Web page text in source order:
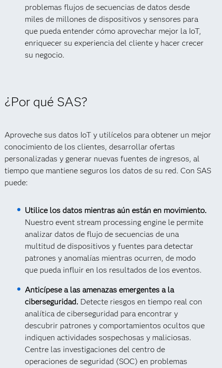
problemas flujos de secuencias de datos desde
miles de millones de dispositivos y sensores para
que pueda entender cómo aprovechar mejor la IoT,
enriquecer su experiencia del cliente y hacer crecer
su negocio.
¿Por qué SAS?
Aproveche sus datos IoT y utilícelos para obtener un mejor
conocimiento de los clientes, desarrollar ofertas
personalizadas y generar nuevas fuentes de ingresos, al
tiempo que mantiene seguros los datos de su red. Con SAS
puede:
Utilice los datos mientras aún están en movimiento.
Nuestro event stream processing engine le permite
analizar datos de flujo de secuencias de una
multitud de dispositivos y fuentes para detectar
patrones y anomalías mientras ocurren, de modo
que pueda influir en los resultados de los eventos.
Anticípese a las amenazas emergentes a la
ciberseguridad. Detecte riesgos en tiempo real con
analítica de ciberseguridad para encontrar y
descubrir patrones y comportamientos ocultos que
indiquen actividades sospechosas y maliciosas.
Centre las investigaciones del centro de
operaciones de seguridad (SOC) en problemas